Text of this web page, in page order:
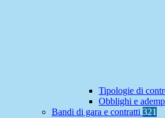
Tipologie di
Obblighi e
Bandi di gara e contratti 321